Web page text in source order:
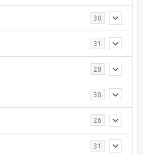
30
31
28
30
26
31